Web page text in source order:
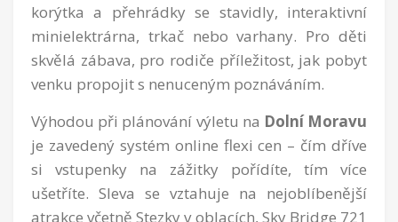
korýtka a přehrádky se stavidly, interaktivní
minielektrárna, trkač nebo varhany. Pro děti
skvělá zábava, pro rodiče příležitost, jak pobyt
venku propojit s nenuceným poznáváním.
Výhodou při plánování výletu na Dolní Moravu
je zavedený systém online flexi cen – čím dříve
si vstupenky na zážitky pořídíte, tím více
ušetříte. Sleva se vztahuje na nejoblíbenější
atrakce včetně Stezky v oblacích, Sky Bridge 721